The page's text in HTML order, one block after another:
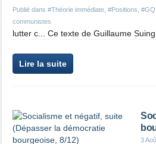
Publié dans #Théorie immédiate #Positions #GQ
communistes
lutter c... Ce texte de Guillaume
Lire la suite
3